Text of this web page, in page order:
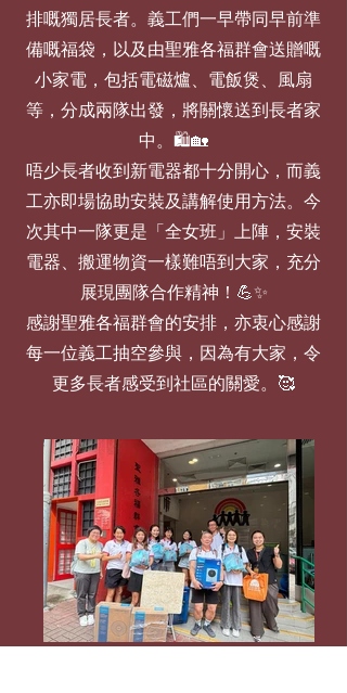
排嘅獨居長者。義工們一早帶同早前準
備嘅福袋，以及由聖雅各福群會送贈嘅
小家電，包括電磁爐、電飯煲、風扇
等，分成兩隊出發，將關懷送到長者家
中。🛍️🏡
唔少長者收到新電器都十分開心，而義
工亦即場協助安裝及講解使用方法。今
次其中一隊更是「全女班」上陣，安裝
電器、搬運物資一樣難唔到大家，充分
展現團隊合作精神！💪✨
感謝聖雅各福群會的安排，亦衷心感謝
每一位義工抽空參與，因為有大家，令
更多長者感受到社區的關愛。🥰